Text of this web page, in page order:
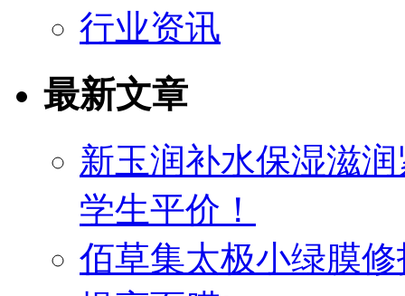
行业资讯
最新文章
新玉润补水保湿滋
学生平价！
佰草集太极小绿膜